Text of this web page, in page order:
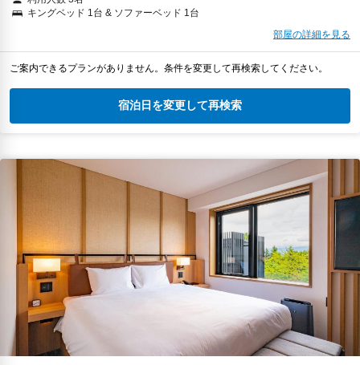
キングベッド 1台 & ソファーベッド 1台
部屋の詳細を見る
ご案内できるプランがありません。条件を変更して再検索してください。
宿泊日を変更して再検索